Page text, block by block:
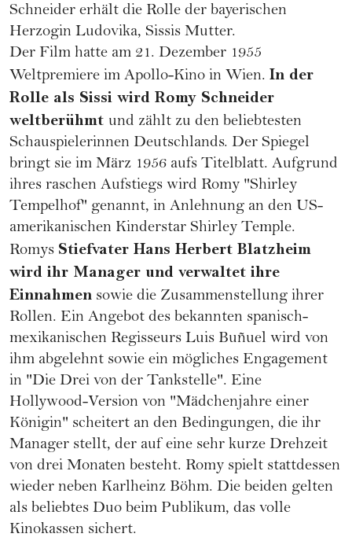
Schneider erhält die Rolle der bayerischen
Herzogin Ludovika, Sissis Mutter.
Der Film hatte am 21. Dezember 1955
Weltpremiere im Apollo-Kino in Wien. In der
Rolle als Sissi wird Romy Schneider
weltberühmt und zählt zu den beliebtesten
Schauspielerinnen Deutschlands. Der Spiegel
bringt sie im März 1956 aufs Titelblatt. Aufgrund
ihres raschen Aufstiegs wird Romy "Shirley
Tempelhof" genannt, in Anlehnung an den US-
amerikanischen Kinderstar Shirley Temple.
Romys Stiefvater Hans Herbert Blatzheim
wird ihr Manager und verwaltet ihre
Einnahmen sowie die Zusammenstellung ihrer
Rollen. Ein Angebot des bekannten spanisch-
mexikanischen Regisseurs Luis Buñuel wird von
ihm abgelehnt sowie ein mögliches Engagement
in "Die Drei von der Tankstelle". Eine
Hollywood-Version von "Mädchenjahre einer
Königin" scheitert an den Bedingungen, die ihr
Manager stellt, der auf eine sehr kurze Drehzeit
von drei Monaten besteht. Romy spielt stattdessen
wieder neben Karlheinz Böhm. Die beiden gelten
als beliebtes Duo beim Publikum, das volle
Kinokassen sichert.